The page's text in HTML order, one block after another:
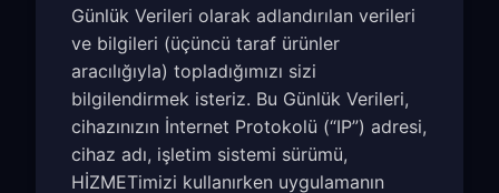
Günlük Verileri olarak adlandırılan verileri
ve bilgileri (üçüncü taraf ürünler
aracılığıyla) topladığımızı sizi
bilgilendirmek isteriz. Bu Günlük Verileri,
cihazınızın İnternet Protokolü (“IP”) adresi,
cihaz adı, işletim sistemi sürümü,
HİZMETimizi kullanırken uygulamanın